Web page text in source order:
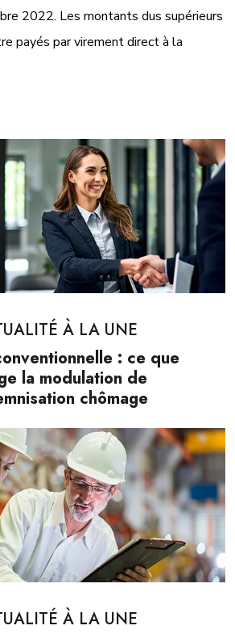
2022. Les montants dus supérieurs
payés par virement direct à la
À LA UNE
: ce que
la modulation de
chômage
À LA UNE